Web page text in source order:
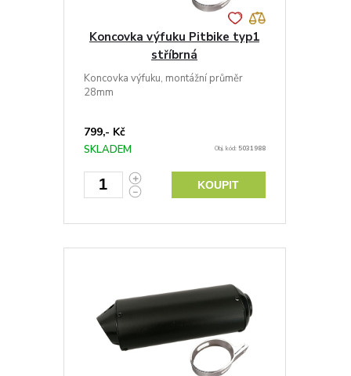
Koncovka výfuku Pitbike typ1
stříbrná
Koncovka výfuku, montážní průměr
28mm
799,- Kč
SKLADEM Obj. kód: 5031988
KOUPIT